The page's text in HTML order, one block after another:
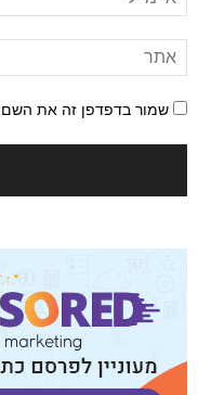
שמור בדפדפן זה את